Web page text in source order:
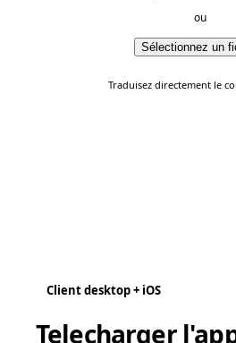
ou
Sélectionnez un
Traduisez directement le
Client desktop + iOS
Telecharger